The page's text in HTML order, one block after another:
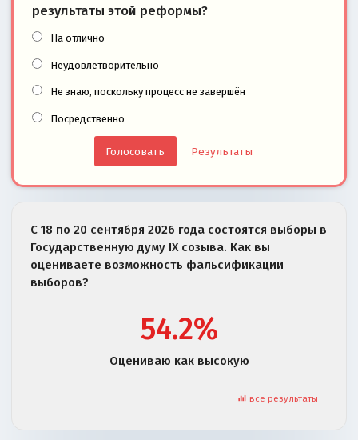
результаты этой реформы?
На отлично
Неудовлетворительно
Не знаю, поскольку процесс не завершён
Посредственно
Результаты
С 18 по 20 сентября 2026 года состоятся выборы в
Государственную думу IX созыва. Как вы
оцениваете возможность фальсификации
выборов?
54.2%
Оцениваю как высокую
все результаты